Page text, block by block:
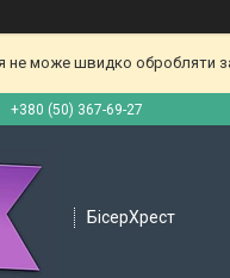
не може швидко обробляти
+380 (50) 367-69-27
БісерХрест